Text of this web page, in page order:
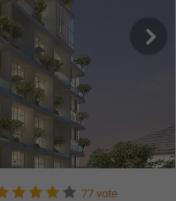
77 vote